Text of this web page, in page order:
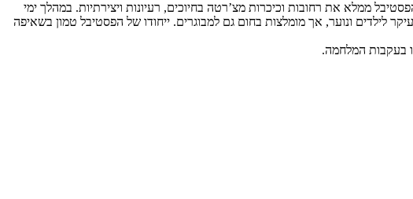
ממלא את רחובות וכיכרות מצ’רטה בחיוכים, רעיונות ויצירתיות. במהלך ימי
לילדים ונוער, אך מומלצות בחום גם למבוגרים. ייחודו של הפסטיבל טמון בשאיפה
בעקבות המלחמה.